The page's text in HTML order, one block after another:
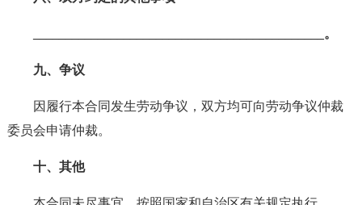
_____________________________________________。
九、争议
因履行本合同发生劳动争议，双方均可向劳动争议仲裁
委员会申请仲裁。
十、其他